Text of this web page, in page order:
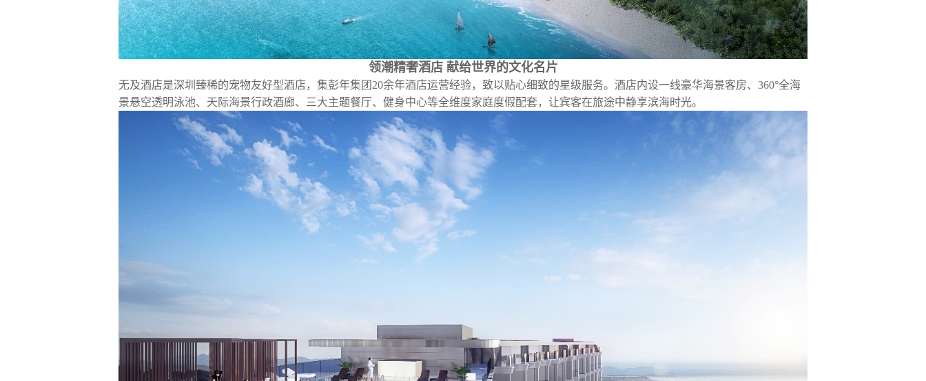
领潮精奢酒店 献给世界的文化名片
无及酒店是深圳臻稀的宠物友好型酒店，集彭年集团20余年酒店运营经验，致以贴心细致的星级服务。酒店内设一线豪华海景客房、360°全海
景悬空透明泳池、天际海景行政酒廊、三大主题餐厅、健身中心等全维度家庭度假配套，让宾客在旅途中静享滨海时光。